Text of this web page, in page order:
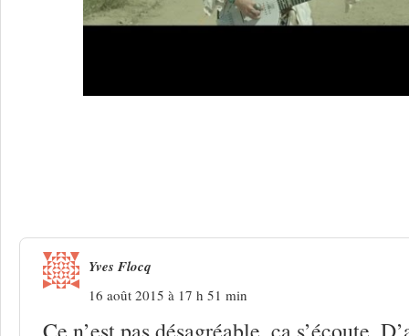
Yves Flocq
16 août 2015 à 17 h 51 min